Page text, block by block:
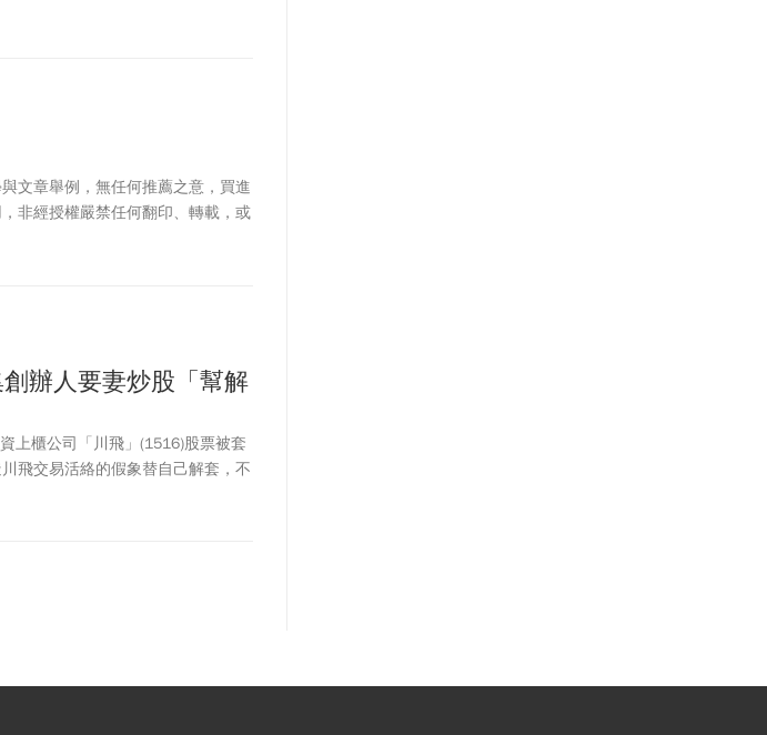
文章舉例，無任何推薦之意，買進
非經授權嚴禁任何翻印、轉載，或
辦人要妻炒股「幫解
上櫃公司「川飛」(1516)股票被套
飛交易活絡的假象替自己解套，不
》判刑，林家鈺處1年10月、妻子